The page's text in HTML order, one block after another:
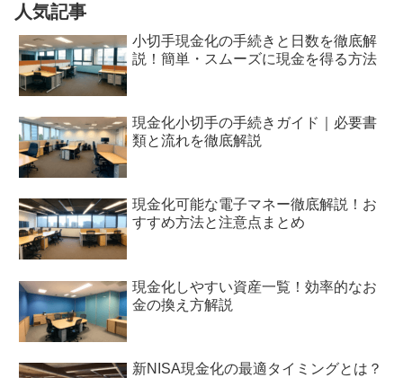
人気記事
小切手現金化の手続きと日数を徹底解
説！簡単・スムーズに現金を得る方法
現金化小切手の手続きガイド｜必要書
類と流れを徹底解説
現金化可能な電子マネー徹底解説！お
すすめ方法と注意点まとめ
現金化しやすい資産一覧！効率的なお
金の換え方解説
新NISA現金化の最適タイミングとは？